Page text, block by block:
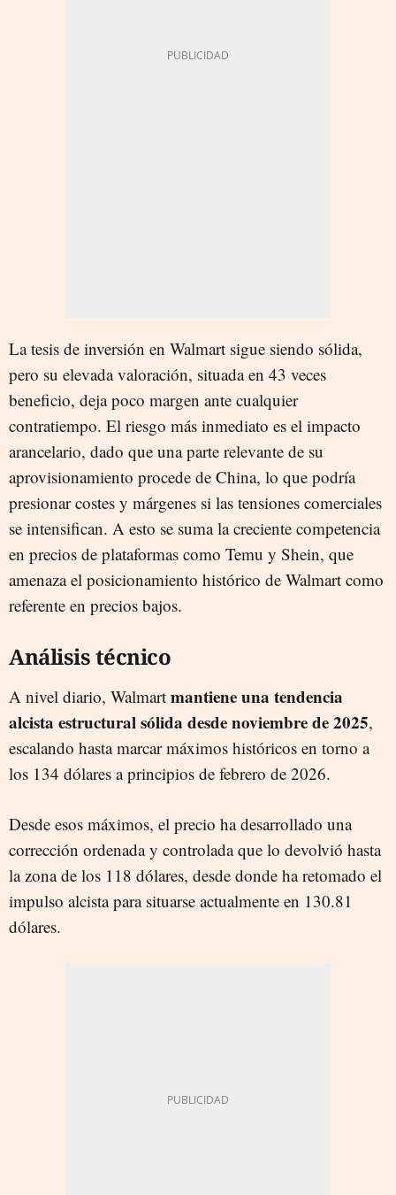
La tesis de inversión en Walmart sigue siendo sólida,
pero su elevada valoración, situada en 43 veces
beneficio, deja poco margen ante cualquier
contratiempo. El riesgo más inmediato es el impacto
arancelario, dado que una parte relevante de su
aprovisionamiento procede de China, lo que podría
presionar costes y márgenes si las tensiones comerciales
se intensifican. A esto se suma la creciente competencia
en precios de plataformas como Temu y Shein, que
amenaza el posicionamiento histórico de Walmart como
referente en precios bajos.
Análisis técnico
A nivel diario, Walmart mantiene una tendencia
alcista estructural sólida desde noviembre de 2025,
escalando hasta marcar máximos históricos en torno a
los 134 dólares a principios de febrero de 2026.
Desde esos máximos, el precio ha desarrollado una
corrección ordenada y controlada que lo devolvió hasta
la zona de los 118 dólares, desde donde ha retomado el
impulso alcista para situarse actualmente en 130.81
dólares.